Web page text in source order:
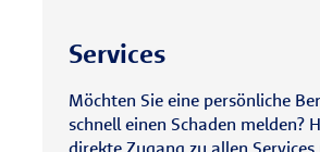
Services
Möchten Sie eine persönliche
schnell einen Schaden melden?
direkte Zugang zu allen